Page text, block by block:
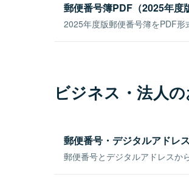
郵便番号簿PDF（2025年度
2025年度版郵便番号簿をPDF形
ビジネス・法人
郵便番号・デジタルアドレ
郵便番号とデジタルアドレスか